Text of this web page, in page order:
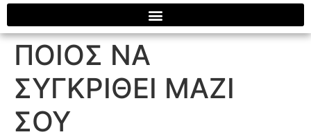
ΠΟΙΟΣ ΝΑ
ΣΥΓΚΡΙΘΕΙ ΜΑΖΙ
ΣΟΥ